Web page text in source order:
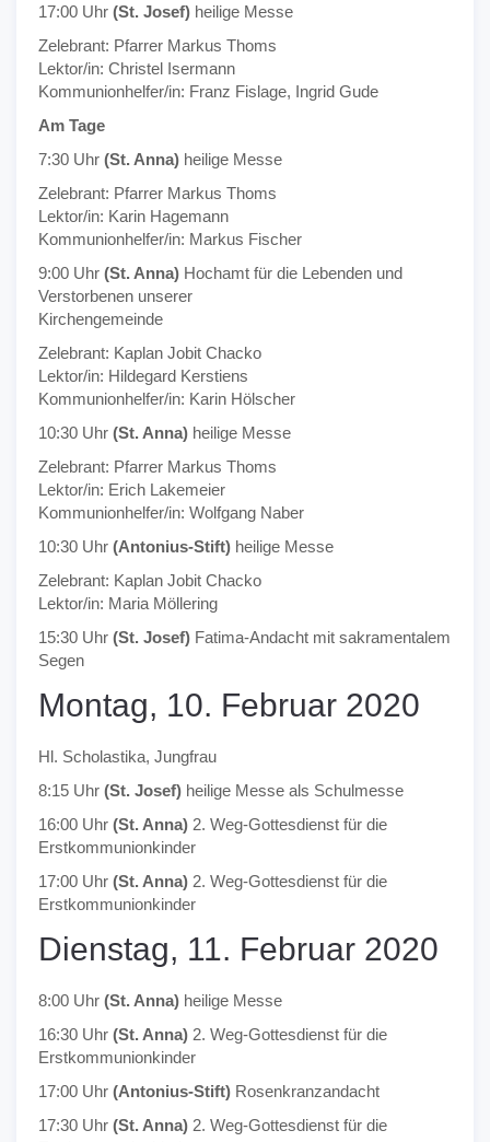
17:00 Uhr (St. Josef) heilige Messe
Zelebrant: Pfarrer Markus Thoms
Lektor/in: Christel Isermann
Kommunionhelfer/in: Franz Fislage, Ingrid Gude
Am Tage
7:30 Uhr (St. Anna) heilige Messe
Zelebrant: Pfarrer Markus Thoms
Lektor/in: Karin Hagemann
Kommunionhelfer/in: Markus Fischer
9:00 Uhr (St. Anna) Hochamt für die Lebenden und
Verstorbenen unserer
Kirchengemeinde
Zelebrant: Kaplan Jobit Chacko
Lektor/in: Hildegard Kerstiens
Kommunionhelfer/in: Karin Hölscher
10:30 Uhr (St. Anna) heilige Messe
Zelebrant: Pfarrer Markus Thoms
Lektor/in: Erich Lakemeier
Kommunionhelfer/in: Wolfgang Naber
10:30 Uhr (Antonius-Stift) heilige Messe
Zelebrant: Kaplan Jobit Chacko
Lektor/in: Maria Möllering
15:30 Uhr (St. Josef) Fatima-Andacht mit sakramentalem
Segen
Montag, 10. Februar 2020
Hl. Scholastika, Jungfrau
8:15 Uhr (St. Josef) heilige Messe als Schulmesse
16:00 Uhr (St. Anna) 2. Weg-Gottesdienst für die
Erstkommunionkinder
17:00 Uhr (St. Anna) 2. Weg-Gottesdienst für die
Erstkommunionkinder
Dienstag, 11. Februar 2020
8:00 Uhr (St. Anna) heilige Messe
16:30 Uhr (St. Anna) 2. Weg-Gottesdienst für die
Erstkommunionkinder
17:00 Uhr (Antonius-Stift) Rosenkranzandacht
17:30 Uhr (St. Anna) 2. Weg-Gottesdienst für die